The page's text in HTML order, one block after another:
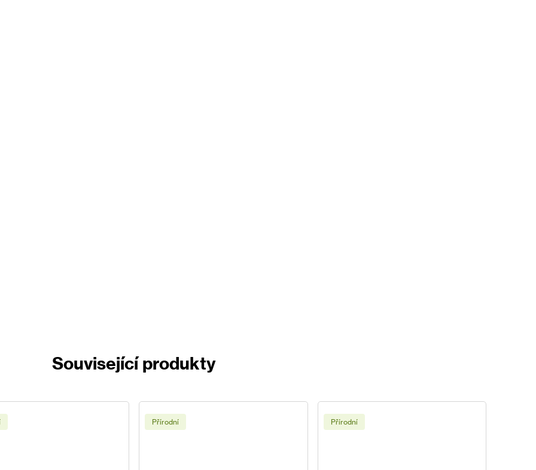
Související produkty
Přírodní Přírodní